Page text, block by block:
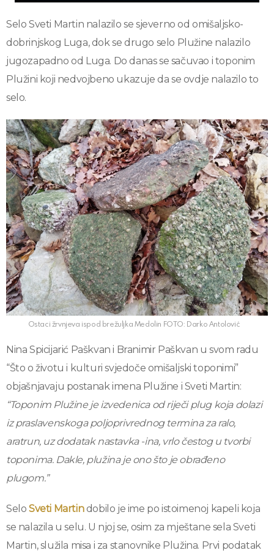
Selo Sveti Martin nalazilo se sjeverno od omišaljsko-
dobrinjskog Luga, dok se drugo selo Plužine nalazilo
jugozapadno od Luga. Do danas se sačuvao i toponim
Plužini koji nedvojbeno ukazuje da se ovdje nalazilo to
selo.
Ostaci žrvnjeva ispod brežuljka Medolin FOTO: Darko Antolović
Nina Spicijarić Paškvan i Branimir Paškvan u svom radu
“Što o životu i kulturi svjedoče omišaljski toponimi”
objašnjavaju postanak imena Plužine i Sveti Martin:
“Toponim Plužine je izvedenica od riječi plug koja dolazi
iz praslavenskoga poljoprivrednog termina za ralo,
aratrun, uz dodatak nastavka -ina, vrlo čestog u tvorbi
toponima. Dakle, plužina je ono što je obrađeno
plugom.”
Selo Sveti Martindobilo je ime po istoimenoj kapeli koja
se nalazila u selu. U njoj se, osim za mještane sela Sveti
Martin, služila misa i za stanovnike Plužina. Prvi podatak